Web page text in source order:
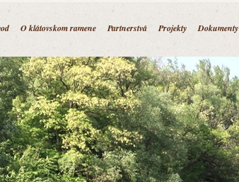
O klátovskom ramene Partnerstvá Projekty Dokumenty